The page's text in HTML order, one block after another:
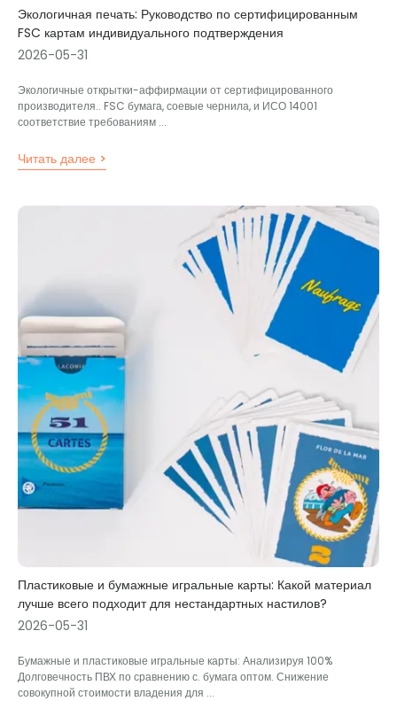
Экологичная печать: Руководство по сертифицированным
FSC картам индивидуального подтверждения
2026-05-31
Экологичные открытки-аффирмации от сертифицированного
производителя.. FSC бумага, соевые чернила, и ИСО 14001
соответствие требованиям ...
Читать далее >
Пластиковые и бумажные игральные карты: Какой материал
лучше всего подходит для нестандартных настилов?
2026-05-31
Бумажные и пластиковые игральные карты: Анализируя 100%
Долговечность ПВХ по сравнению с. бумага оптом. Снижение
совокупной стоимости владения для ...